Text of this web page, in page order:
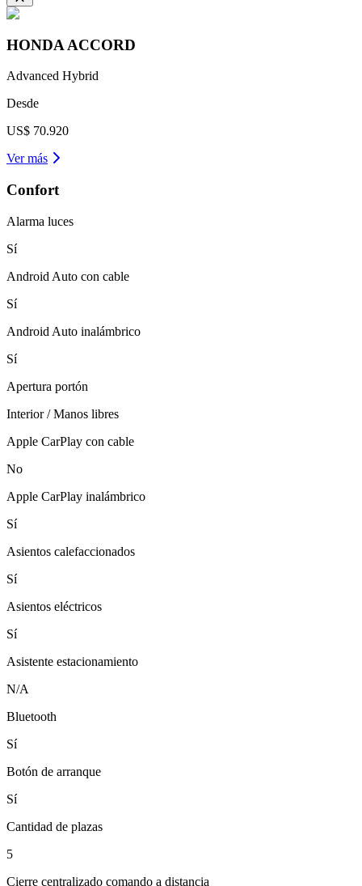
HONDA ACCORD
Advanced Hybrid
Desde
US$ 70.920
Ver más
Confort
Alarma luces
Sí
Android Auto con cable
Sí
Android Auto inalámbrico
Sí
Apertura portón
Interior / Manos libres
Apple CarPlay con cable
No
Apple CarPlay inalámbrico
Sí
Asientos calefaccionados
Sí
Asientos eléctricos
Sí
Asistente estacionamiento
N/A
Bluetooth
Sí
Botón de arranque
Sí
Cantidad de plazas
5
Cierre centralizado comando a distancia